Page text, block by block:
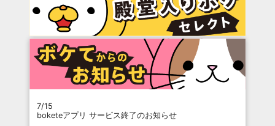
7/15
boketeアプリ サービス終了のお知らせ